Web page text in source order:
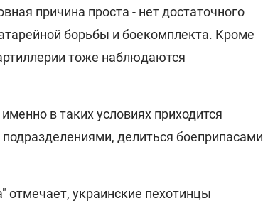
причина проста - нет достаточного
борьбы и боекомплекта. Кроме
тоже наблюдаются
в таких условиях приходится
делиться боеприпасами
отмечает, украинские пехотинцы